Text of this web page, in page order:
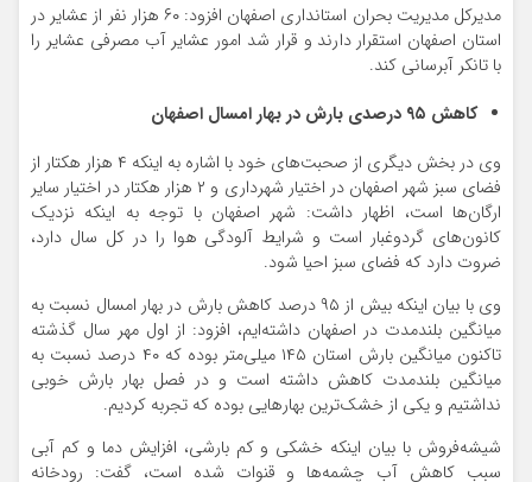
مدیرکل مدیریت بحران استانداری اصفهان افزود: ۶۰ هزار نفر از عشایر در
استان اصفهان استقرار دارند و قرار شد امور عشایر آب مصرفی عشایر را
با تانکر آبرسانی کند.
کاهش ۹۵ درصدی بارش در بهار امسال اصفهان
وی در بخش دیگری از صحبت‌های خود با اشاره به اینکه ۴ هزار هکتار از
فضای سبز شهر اصفهان در اختیار شهرداری و ۲ هزار هکتار در اختیار سایر
ارگان‌ها است، اظهار داشت: شهر اصفهان با توجه به اینکه نزدیک
کانون‌های گردوغبار است و شرایط آلودگی هوا را در کل سال دارد،
ضروت دارد که فضای سبز احیا شود.
وی با بیان اینکه بیش از ۹۵ درصد کاهش بارش در بهار امسال نسبت به
میانگین بلندمدت در اصفهان داشته‌ایم، افزود: از اول مهر سال گذشته
تاکنون میانگین بارش استان ۱۴۵ میلی‌متر بوده که ۴۰ درصد نسبت به
میانگین بلندمدت کاهش داشته است و در فصل بهار بارش خوبی
نداشتیم و یکی از خشک‌ترین بهارهایی بوده که تجربه کردیم.
شیشه‌فروش با بیان اینکه خشکی و کم بارشی، افزایش دما و کم آبی
سبب کاهش آب چشمه‌ها و قنوات شده است، گفت: رودخانه